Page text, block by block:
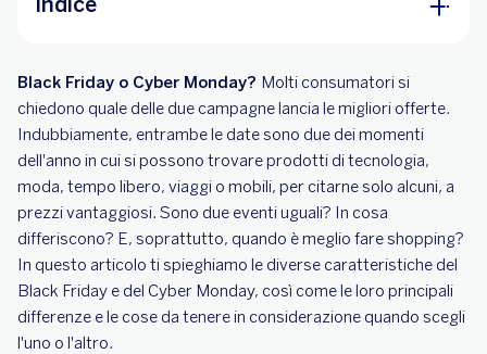
Black Friday o Cyber Monday: qual è la
differenza?
In quale dei due eventi troviamo prezzi
migliori?
Come godere appieno dello shopping con
BBVA
Black Friday o Cyber Monday? Molti consumatori si
chiedono quale delle due campagne lancia le migliori offerte.
Indubbiamente, entrambe le date sono due dei momenti
dell'anno in cui si possono trovare prodotti di tecnologia,
moda, tempo libero, viaggi o mobili, per citarne solo alcuni, a
prezzi vantaggiosi. Sono due eventi uguali? In cosa
differiscono? E, soprattutto, quando è meglio fare shopping?
In questo articolo ti spieghiamo le diverse caratteristiche del
Black Friday e del Cyber Monday, così come le loro principali
differenze e le cose da tenere in considerazione quando scegli
l'uno o l'altro.